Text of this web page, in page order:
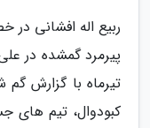
ربیع اله افشانی
کبودوال، تیم